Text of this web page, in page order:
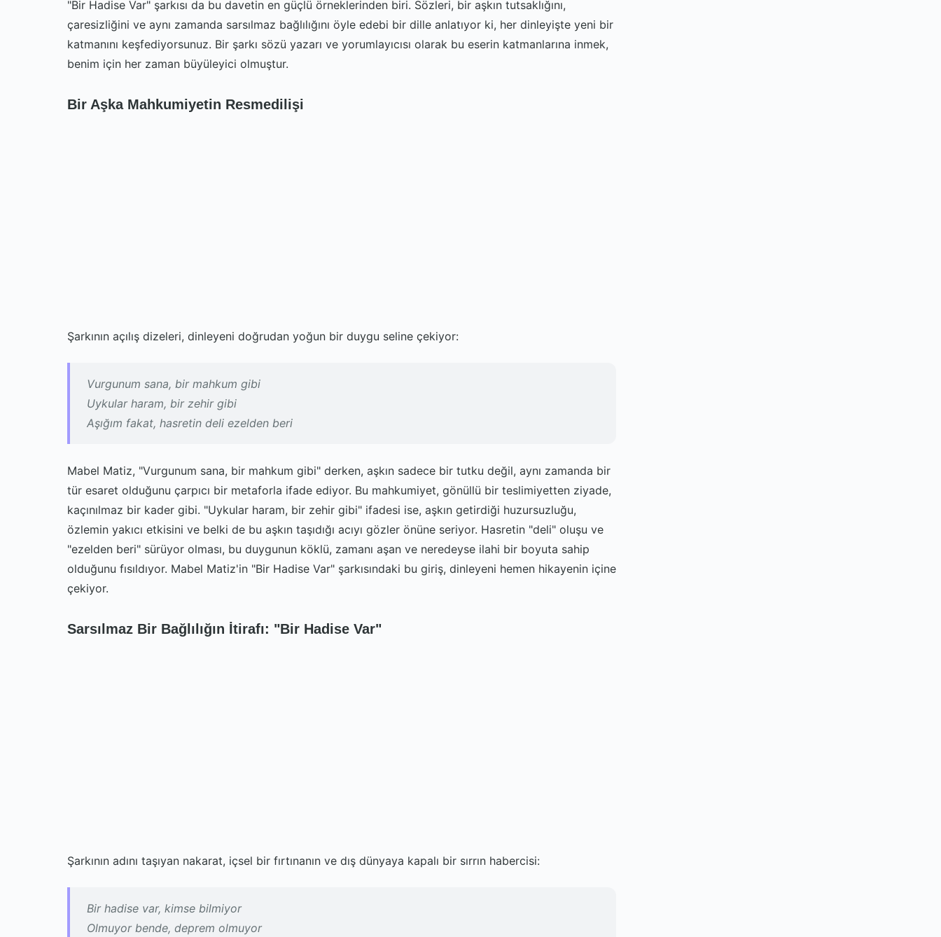
"Bir Hadise Var" şarkısı da bu davetin en güçlü örneklerinden biri. Sözleri, bir aşkın tutsaklığını,
çaresizliğini ve aynı zamanda sarsılmaz bağlılığını öyle edebi bir dille anlatıyor ki, her dinleyişte yeni bir
katmanını keşfediyorsunuz. Bir şarkı sözü yazarı ve yorumlayıcısı olarak bu eserin katmanlarına inmek,
benim için her zaman büyüleyici olmuştur.
Bir Aşka Mahkumiyetin Resmedilişi
Şarkının açılış dizeleri, dinleyeni doğrudan yoğun bir duygu seline çekiyor:
Vurgunum sana, bir mahkum gibi
Uykular haram, bir zehir gibi
Aşığım fakat, hasretin deli ezelden beri
Mabel Matiz, "Vurgunum sana, bir mahkum gibi" derken, aşkın sadece bir tutku değil, aynı zamanda bir
tür esaret olduğunu çarpıcı bir metaforla ifade ediyor. Bu mahkumiyet, gönüllü bir teslimiyetten ziyade,
kaçınılmaz bir kader gibi. "Uykular haram, bir zehir gibi" ifadesi ise, aşkın getirdiği huzursuzluğu,
özlemin yakıcı etkisini ve belki de bu aşkın taşıdığı acıyı gözler önüne seriyor. Hasretin "deli" oluşu ve
"ezelden beri" sürüyor olması, bu duygunun köklü, zamanı aşan ve neredeyse ilahi bir boyuta sahip
olduğunu fısıldıyor. Mabel Matiz'in "Bir Hadise Var" şarkısındaki bu giriş, dinleyeni hemen hikayenin içine
çekiyor.
Sarsılmaz Bir Bağlılığın İtirafı: "Bir Hadise Var"
Şarkının adını taşıyan nakarat, içsel bir fırtınanın ve dış dünyaya kapalı bir sırrın habercisi:
Bir hadise var, kimse bilmiyor
Olmuyor bende, deprem olmuyor